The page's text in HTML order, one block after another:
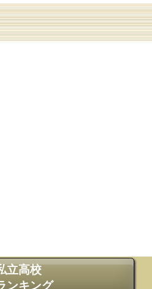
立高校
ンキング